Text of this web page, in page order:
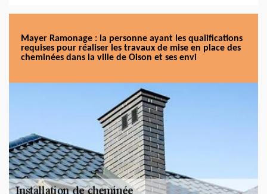
Mayer Ramonage : la personne ayant les qualifications
requises pour réaliser les travaux de mise en place des
cheminées dans la ville de Oison et ses envi